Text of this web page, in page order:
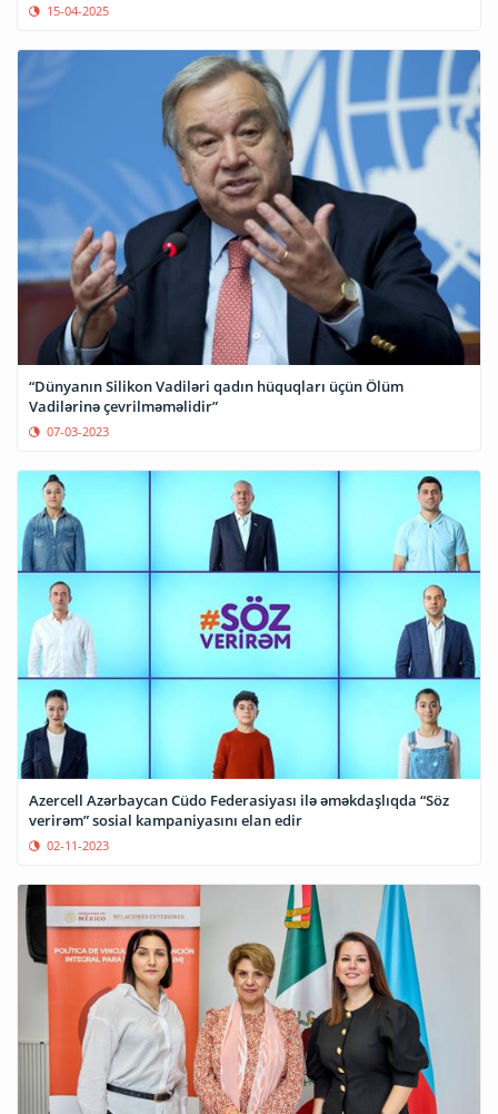
15-04-2025
“Dünyanın Silikon Vadiləri qadın hüquqları üçün Ölüm
Vadilərinə çevrilməməlidir”
07-03-2023
Azercell Azərbaycan Cüdo Federasiyası ilə əməkdaşlıqda “Söz
verirəm” sosial kampaniyasını elan edir
02-11-2023